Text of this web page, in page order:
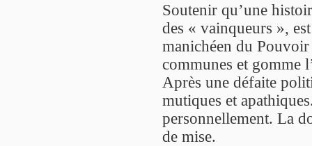
Soutenir qu’une
des « vainqueurs »,
manichéen du
communes et gomme
Après une défaite
mutiques et
personnellement. La
de mise.